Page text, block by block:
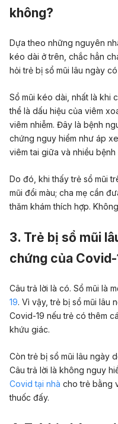
không?
Dựa theo những nguyên
kéo dài ở trên, chắc hẳn
hỏi trẻ bị sổ mũi lâu ngày
Sổ mũi kéo dài, nhất là khi
thể là dấu hiệu của viêm
viêm nhiễm. Đây là bệnh
chứng nguy hiểm như áp
viêm tai giữa và nhiều bệnh
Do đó, khi thấy trẻ sổ mũi
mũi đổi màu; cha mẹ cần
thăm khám thích hợp.
3. Trẻ bị sổ mũi
chứng của Covid-
Câu trả lời là có. Sổ mũi là
19. Vì vậy, trẻ bị sổ mũi lâu
Covid-19 nếu trẻ có thêm
khứu giác.
Còn trẻ bị sổ mũi lâu ngày
Câu trả lời là không nguy
Covid tại nhà cho trẻ bằng
thuốc đấy.